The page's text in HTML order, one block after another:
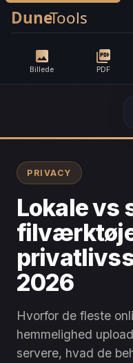
Billede PDF
PRIVACY
Lokale vs
2026
Hvorfor de fleste
hemmelighed
servere, hvad de